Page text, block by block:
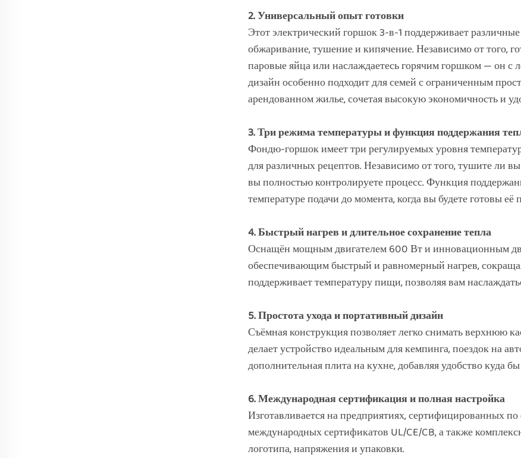
2. Универсальный опыт готовки
Этот электрический горшок 3-в-1 поддерживает
обжаривание, тушение и кипячение. Независимо от того,
паровые яйца или наслаждаетесь горячим горшком — он с
дизайн особенно подходит для семей с ограниченным
арендованном жилье, сочетая высокую экономичность и
3. Три режима температуры и функция поддержания
Фондю-горшок имеет три регулируемых уровня
для различных рецептов. Независимо от того, тушите ли
вы полностью контролируете процесс. Функция
температуре подачи до момента, когда вы будете готовы её
4. Быстрый нагрев и длительное сохранение тепла
Оснащён мощным двигателем 600 Вт и инновационным
обеспечивающим быстрый и равномерный нагрев,
поддерживает температуру пищи, позволяя вам
5. Простота ухода и портативный дизайн
Съёмная конструкция позволяет легко снимать верхнюю
делает устройство идеальным для кемпинга, поездок на
дополнительная плита на кухне, добавляя удобство куда
6. Международная сертификация и полная настройка
Изготавливается на предприятиях, сертифицированных
международных сертификатов UL/CE/CB, а также
логотипа, напряжения и упаковки.